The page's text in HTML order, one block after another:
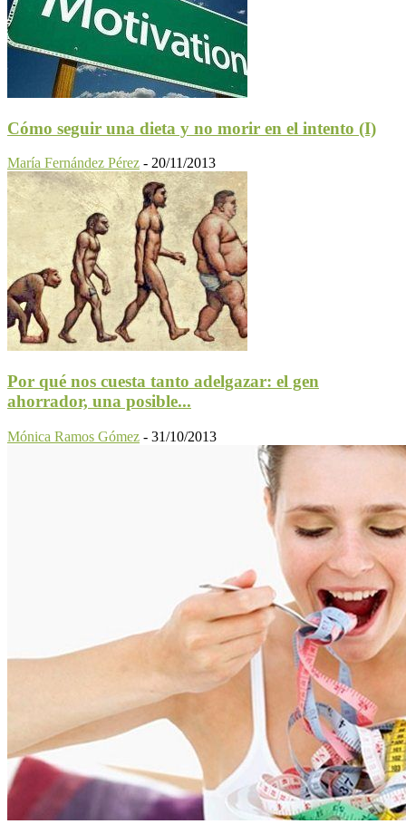
Cómo seguir una dieta y no morir en el intento (I)
María Fernández Pérez - 20/11/2013
Por qué nos cuesta tanto adelgazar: el gen
ahorrador, una posible...
Mónica Ramos Gómez - 31/10/2013